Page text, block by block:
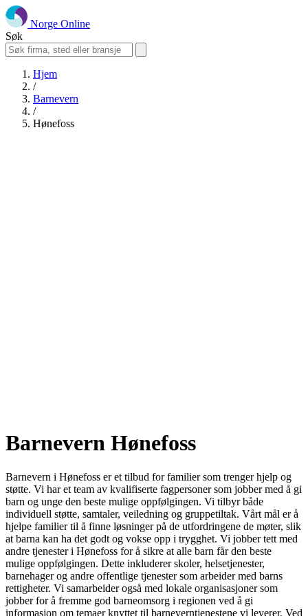
Norge Online
Søk
Hjem
/
Barnevern
/
Hønefoss
Barnevern Hønefoss
Barnevern i Hønefoss er et tilbud for familier som trenger hjelp og
støtte. Vi har et team av kvalifiserte fagpersoner som jobber med å gi
barn og unge den beste mulige oppfølgingen. Vi tilbyr både
individuell støtte, samtaler, veiledning og gruppetiltak. Vårt mål er å
hjelpe familier til å finne løsninger på de utfordringene de møter, slik
at barna kan ha det godt og vokse opp i trygghet. Vi jobber tett med
andre tjenester i Hønefoss for å sikre at alle barn får den beste
mulige oppfølgingen. Dette inkluderer skoler, helsetjenester,
barnehager og andre offentlige tjenester som arbeider med barns
rettigheter. Vi samarbeider også med lokale organisasjoner som
jobber for å fremme god barneomsorg i regionen ved å gi
informasjon om temaer knyttet til barneverntjenestene vi leverer. Ved